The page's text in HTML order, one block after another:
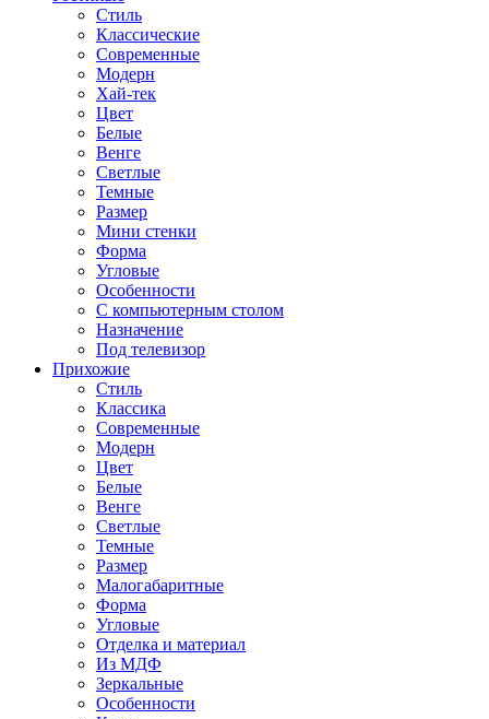
Стиль
Классические
Современные
Модерн
Хай-тек
Цвет
Белые
Венге
Светлые
Темные
Размер
Мини стенки
Форма
Угловые
Особенности
С компьютерным столом
Назначение
Под телевизор
Прихожие
Стиль
Классика
Современные
Модерн
Цвет
Белые
Венге
Светлые
Темные
Размер
Малогабаритные
Форма
Угловые
Отделка и материал
Из МДФ
Зеркальные
Особенности